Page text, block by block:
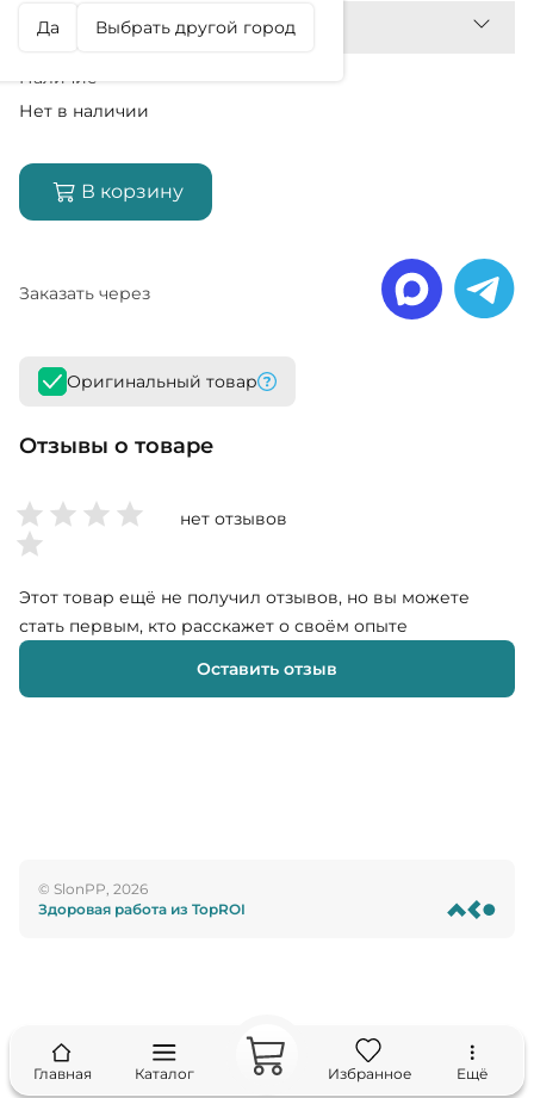
Да Выбрать другой город
Наличие
Нет в наличии
В корзину
Заказать через
Оригинальный товар
Отзывы о товаре
нет отзывов
Этот товар ещё не получил отзывов, но вы можете
стать первым, кто расскажет о своём опыте
Оставить отзыв
© SlonPP, 2026
Здоровая работа из TopROI
Главная Каталог Избранное Ещё